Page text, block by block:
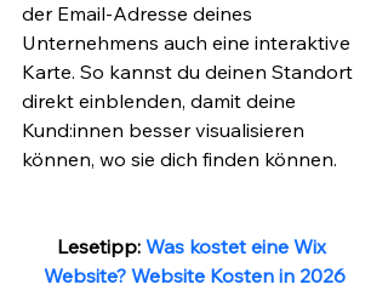
der Email-Adresse deines
Unternehmens auch eine interaktive
Karte. So kannst du deinen Standort
direkt einblenden, damit deine
Kund:innen besser visualisieren
können, wo sie dich finden können.
Lesetipp: Was kostet eine Wix
Website? Website Kosten in 2026